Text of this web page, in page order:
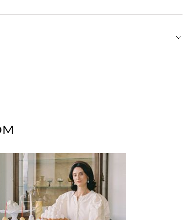
просим проверить вашу покупку при